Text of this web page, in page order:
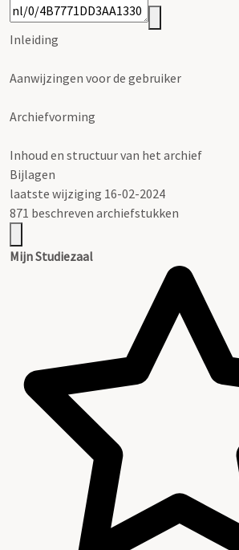
Inleiding
Aanwijzingen voor de gebruiker
Archiefvorming
Inhoud en structuur van het archief
Bijlagen
laatste wijziging 16-02-2024
871 beschreven archiefstukken
Mijn Studiezaal